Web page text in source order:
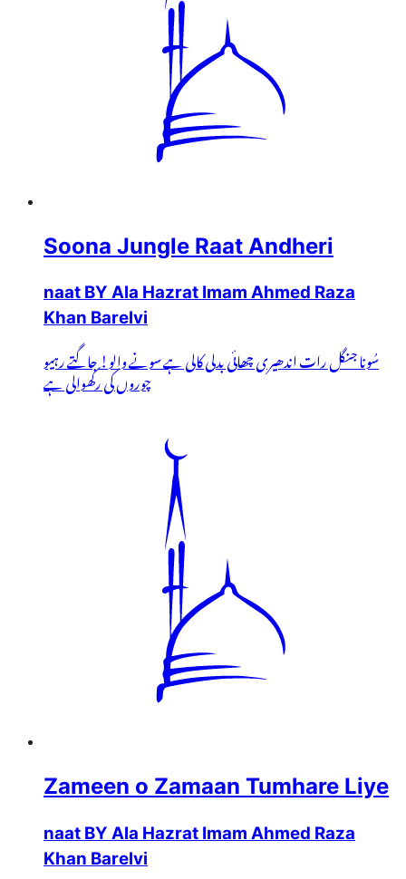
Soona Jungle Raat Andheri
naat BY Ala Hazrat Imam Ahmed Raza
Khan Barelvi
سُونا جنگل رات اندھیری چھائی بدلی کالی ہے سونے والو! جاگتے رہیو
چوروں کی رکھوالی ہے
Zameen o Zamaan Tumhare Liye
naat BY Ala Hazrat Imam Ahmed Raza
Khan Barelvi